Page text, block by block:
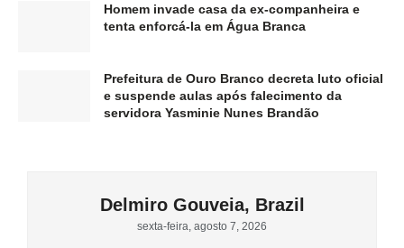
Homem invade casa da ex-companheira e
tenta enforcá-la em Água Branca
Prefeitura de Ouro Branco decreta luto oficial
e suspende aulas após falecimento da
servidora Yasminie Nunes Brandão
Delmiro Gouveia, Brazil
sexta-feira, agosto 7, 2026